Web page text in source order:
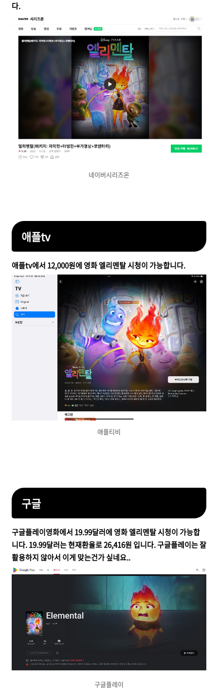
다.
네이버시리즈온
애플tv
애플tv에서 12,000원에 영화 엘리멘탈 시청이 가능합니다.
애플티비
구글
구글플레이영화에서 19.99달러에 영화 엘리멘탈 시청이 가능합
니다. 19.99달러는 현재환율로26,416원 입니다. 구글플레이는 잘
활용하지 않아서 이게 맞는건가 싶네요..
구글플레이